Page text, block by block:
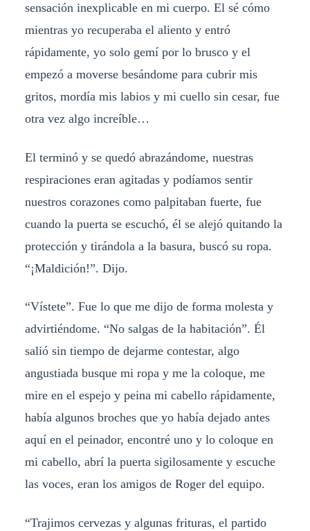
sensación inexplicable en mi cuerpo. El sé cómo
mientras yo recuperaba el aliento y entró
rápidamente, yo solo gemí por lo brusco y el
empezó a moverse besándome para cubrir mis
gritos, mordía mis labios y mi cuello sin cesar, fue
otra vez algo increíble…
El terminó y se quedó abrazándome, nuestras
respiraciones eran agitadas y podíamos sentir
nuestros corazones como palpitaban fuerte, fue
cuando la puerta se escuchó, él se alejó quitando la
protección y tirándola a la basura, buscó su ropa.
“¡Maldición!”. Dijo.
“Vístete”. Fue lo que me dijo de forma molesta y
advirtiéndome. “No salgas de la habitación”. Él
salió sin tiempo de dejarme contestar, algo
angustiada busque mi ropa y me la coloque, me
mire en el espejo y peina mi cabello rápidamente,
había algunos broches que yo había dejado antes
aquí en el peinador, encontré uno y lo coloque en
mi cabello, abrí la puerta sigilosamente y escuche
las voces, eran los amigos de Roger del equipo.
“Trajimos cervezas y algunas frituras, el partido